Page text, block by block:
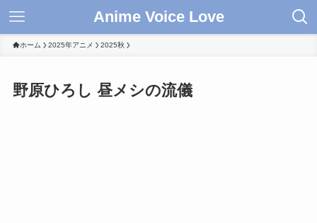
Anime Voice Love
ホーム 2025年アニメ 2025秋
野原ひろし 昼メシの流儀